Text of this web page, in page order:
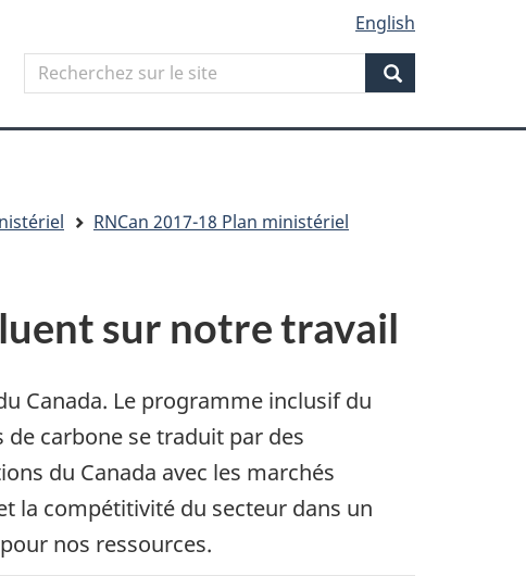
English
Search
Recherchez
sur
Search
RNCan 2017-18 Plan ministériel
sur notre travail
Canada. Le programme inclusif du
carbone se traduit par des
du Canada avec les marchés
la compétitivité du secteur dans un
nos ressources.